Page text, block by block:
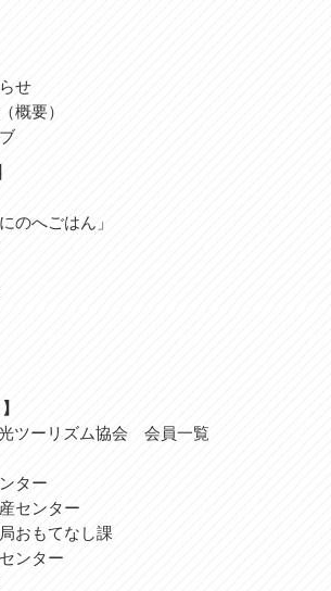
せ
概要）
のへごはん」
ツーリズム協会 会員一覧
ター
センター
おもてなし課
ンター